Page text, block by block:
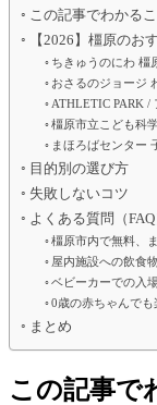
この記事でわかるこ
【2026】橿原のお
ちきゅうのにわ 橿
おさるのジョージ
ATHLETIC PARK /
橿原市立こども科
まほろばセンター
目的別の選び方
失敗しないコツ
よくある質問（FAQ
橿原市内で無料、
屋内施設への飲食
ベビーカーでの入
0歳の赤ちゃんでも
まとめ
この記事で